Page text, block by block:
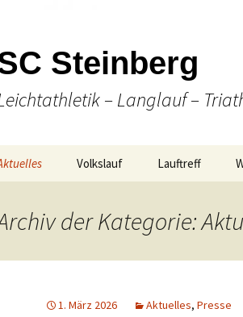
Steinberg
– Langlauf –
Volkslauf
Ausschreibung
Strecken-
Lauftreff
Gesellige
der Kategorie:
1. März 2026 Aktuelles, Presse